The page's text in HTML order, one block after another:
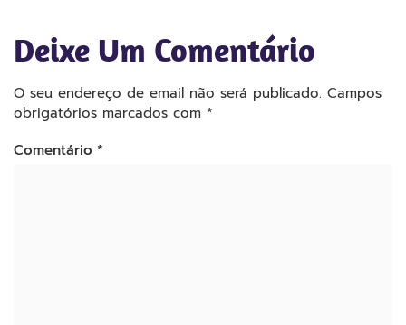
Deixe Um Comentário
O seu endereço de email não será publicado. Campos
obrigatórios marcados com *
Comentário *